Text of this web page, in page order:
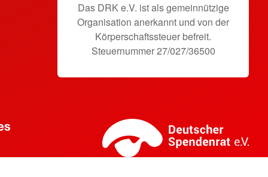
Das DRK e.V. ist als gemeinnützige
Organisation anerkannt und von der
Körperschaftssteuer befreit.
Steuernummer 27/027/36500